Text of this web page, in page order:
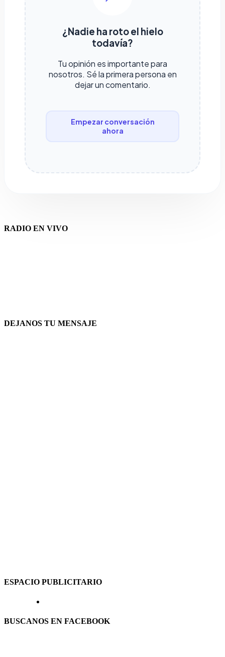
¿Nadie ha roto el hielo
todavía?
Tu opinión es importante para
nosotros. Sé la primera persona en
dejar un comentario.
Empezar conversación
ahora
RADIO EN VIVO
DEJANOS TU MENSAJE
ESPACIO PUBLICITARIO
BUSCANOS EN FACEBOOK